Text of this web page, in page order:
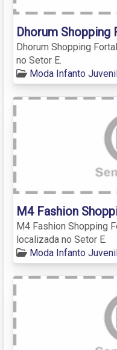
Dhorum Shopping
Dhorum Shopping
no Setor E.
Moda Infanto
M4 Fashion
M4 Fashion Shopping
localizada no Setor E.
Moda Infanto